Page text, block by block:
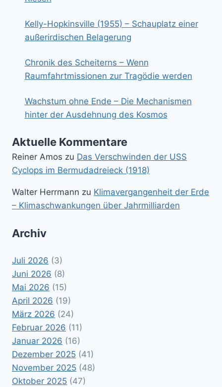
Kelly-Hopkinsville (1955) – Schauplatz einer
außerirdischen Belagerung
Chronik des Scheiterns – Wenn
Raumfahrtmissionen zur Tragödie werden
Wachstum ohne Ende – Die Mechanismen
hinter der Ausdehnung des Kosmos
Aktuelle Kommentare
Reiner Amos zu Das Verschwinden der USS
Cyclops im Bermudadreieck (1918)
Walter Herrmann zu Klimavergangenheit der Erde
– Klimaschwankungen über Jahrmilliarden
Archiv
Juli 2026 (3)
Juni 2026 (8)
Mai 2026 (15)
April 2026 (19)
März 2026 (24)
Februar 2026 (11)
Januar 2026 (16)
Dezember 2025 (41)
November 2025 (48)
Oktober 2025 (47)